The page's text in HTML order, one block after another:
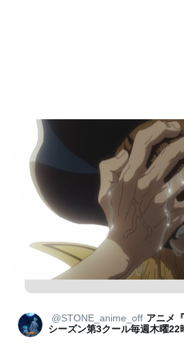
@STONE_anime_off アニメ
シーズン第3クール毎週木曜22